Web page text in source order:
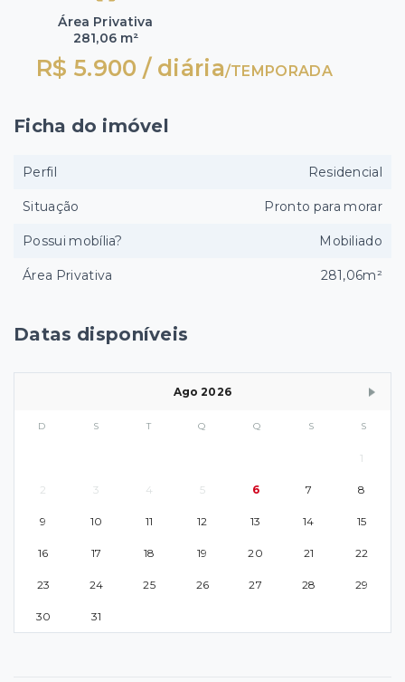
Área Privativa
281,06 m²
R$ 5.900 / diária/TEMPORADA
Datas disponíveis
Ago 2026
D S T Q Q S S
1
2 3 4 5 6 7 8
9 10 11 12 13 14 15
16 17 18 19 20 21 22
23 24 25 26 27 28 29
30 31
Ficha do imóvel
Perfil Residencial
Situação Pronto para morar
Possui mobília? Mobiliado
Área Privativa 281,06m²